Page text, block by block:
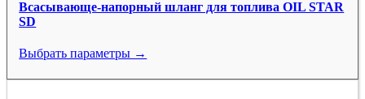
Всасывающе-напорный шланг для топлива OIL STAR
SD
Выбрать параметры →